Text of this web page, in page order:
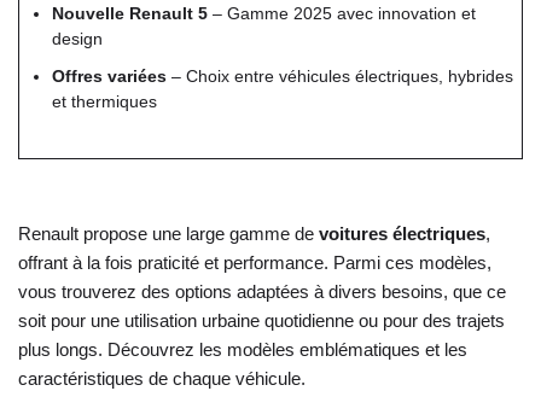
Nouvelle Renault 5– Gamme 2025 avec innovation et
design
Offres variées– Choix entre véhicules électriques, hybrides
et thermiques
Renault propose une large gamme de voitures électriques,
offrant à la fois praticité et performance. Parmi ces modèles,
vous trouverez des options adaptées à divers besoins, que ce
soit pour une utilisation urbaine quotidienne ou pour des trajets
plus longs. Découvrez les modèles emblématiques et les
caractéristiques de chaque véhicule.